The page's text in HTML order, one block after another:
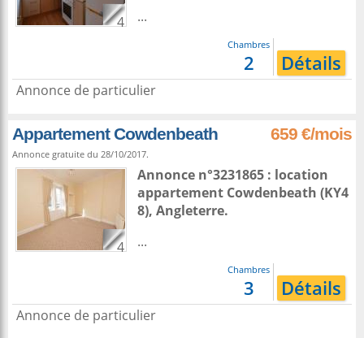
4
...
Chambres
2 Détails
Annonce de particulier
Appartement Cowdenbeath 659 €/mois
Annonce gratuite du 28/10/2017.
4
Annonce n°3231865 : location
appartement Cowdenbeath (KY4
8), Angleterre.
...
Chambres
3 Détails
Annonce de particulier